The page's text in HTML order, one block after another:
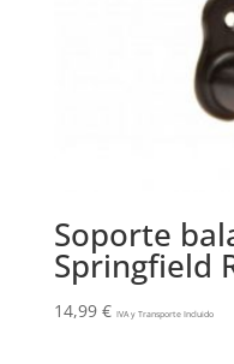
Soporte
Springfield
14,99 € IVA y Transporte Incluido